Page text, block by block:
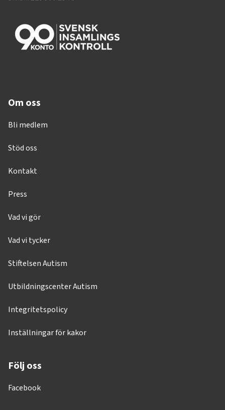
Om oss
Bli medlem
Stöd oss
Kontakt
Press
Vad vi gör
Vad vi tycker
Stiftelsen Autism
Utbildningscenter Autism
Integritetspolicy
Inställningar för kakor
Följ oss
Facebook